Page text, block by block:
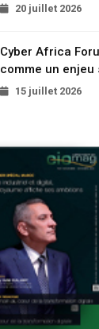
20 juillet 2026
Cyber Africa
comme un enjeu
15 juillet 2026